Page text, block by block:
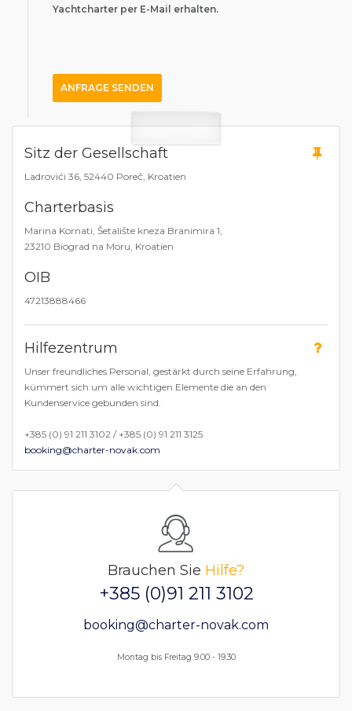
Yachtcharter per E-Mail erhalten.
ANFRAGE SENDEN
Sitz der Gesellschaft
Ladrovići 36, 52440 Poreč, Kroatien
Charterbasis
Marina Kornati, Šetalište kneza Branimira 1,
23210 Biograd na Moru, Kroatien
OIB
47213888466
Hilfezentrum
Unser freundliches Personal, gestärkt durch seine Erfahrung,
kümmert sich um alle wichtigen Elemente die an den
Kundenservice gebunden sind.
+385 (0) 91 211 3102 / +385 (0) 91 211 3125
booking@charter-novak.com
Brauchen Sie Hilfe?
+385 (0)91 211 3102
booking@charter-novak.com
Montag bis Freitag 9.00 - 19.30